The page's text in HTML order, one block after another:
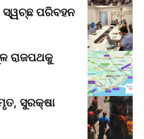
ସ୍ୱଚ୍ଛ ପରିବହନ
ରାଜପଥକୁ
ସୁରକ୍ଷା